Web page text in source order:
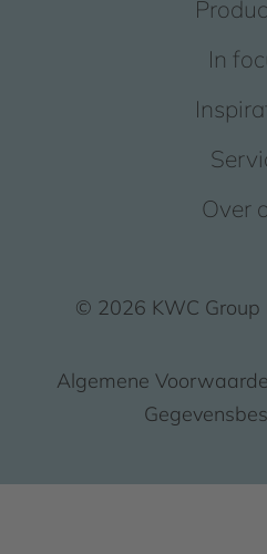
In
Over
© 2026 KWC Group
Algemene